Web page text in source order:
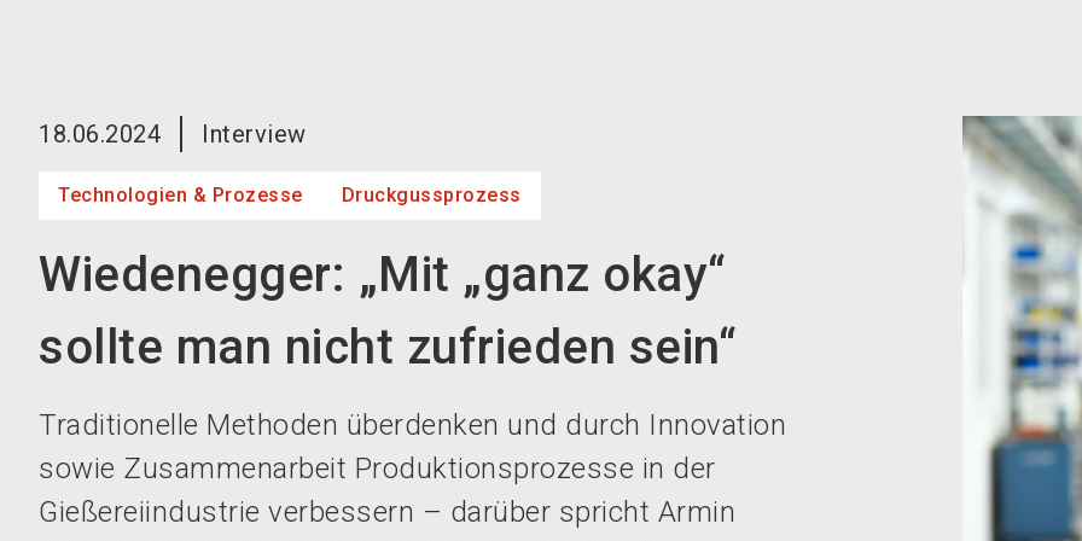
18.06.2024 Interview
Technologien & Prozesse Druckgussprozess
Wiedenegger: „Mit „ganz okay“
sollte man nicht zufrieden sein“
Traditionelle Methoden überdenken und durch Innovation
sowie Zusammenarbeit Produktionsprozesse in der
Gießereiindustrie verbessern – darüber spricht Armin